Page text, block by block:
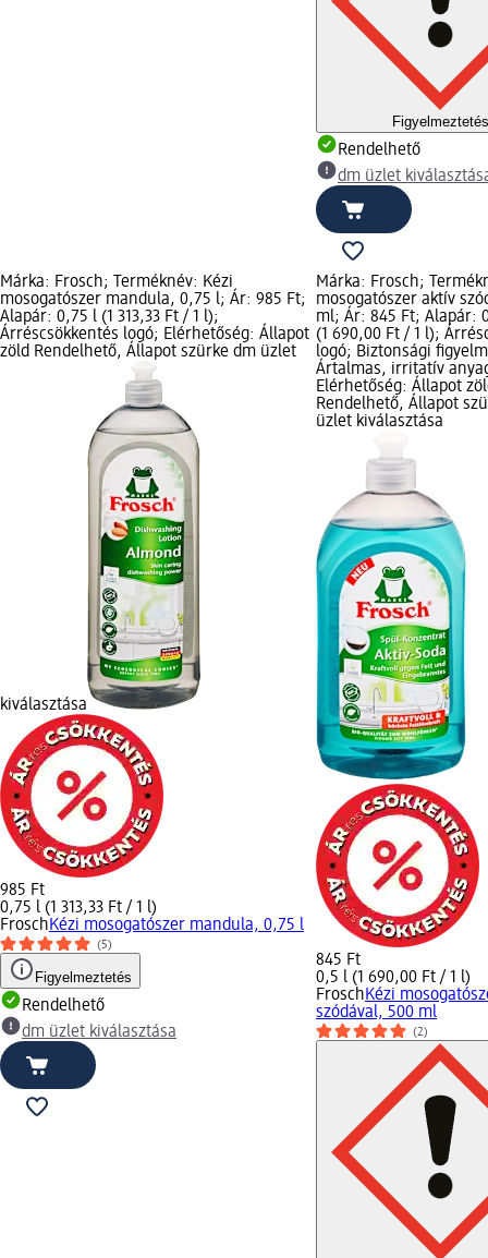
Figyelmeztetés
Rendelhető
dm üzlet
Márka: Frosch; Terméknév: Kézi
mosogatószer mandula, 0,75 l; Ár: 985 Ft;
Alapár: 0,75 l (1 313,33 Ft / 1 l);
Árréscsökkentés logó; Elérhetőség: Állapot
zöld Rendelhető, Állapot szürke dm üzlet
kiválasztása
985 Ft
0,75 l (1 313,33 Ft / 1 l)
FroschKézi mosogatószer mandula, 0,75 l
(5)
Figyelmeztetés
Rendelhető
dm üzlet kiválasztása
Márka: Frosch;
mosogatószer aktív
ml; Ár: 845 Ft; Alapár:
(1 690,00 Ft / 1 l);
logó; Biztonsági
Ártalmas, irritatív
Elérhetőség: Állapot
Rendelhető, Állapot
üzlet kiválasztása
845 Ft
0,5 l (1 690,00 Ft / 1 l)
FroschKézi
szódával, 500 ml
(2)